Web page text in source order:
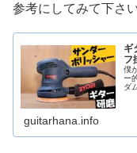
参考にしてみて下さい
ギ
フ
僕
ー
ダ
guitarhana.info